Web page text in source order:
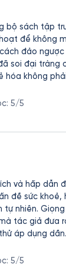
3 – Trẻ
như vì sao
của những
đúng
phải là
sống thọ, cà
và não bộ v.v.
bộ sách tập
để không
đảo
soi đại tràng
hóa không
làm sạch "rác"
Bằng cách
không chỉ
: 5/5
và hấp dẫn
đề sức khoẻ,
tự nhiên.
tác giả đưa
áp dụng
đọc hết
giấy :)
: 5/5